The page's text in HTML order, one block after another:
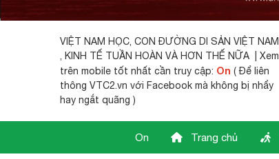
VIỆT NAM HỌC, CON ĐƯỜNG DI SẢN VIỆT NAM
, KINH TẾ TUẦN HOÀN VÀ HƠN THẾ NỮA | Xem
trên mobile tốt nhất cần truy cập: On ( Để liên
thông VTC2.vn với Facebook mà không bị nhẩy
hay ngắt quãng )
On Trang chủ